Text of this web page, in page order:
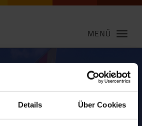
Details Über Cookies
MENÜ